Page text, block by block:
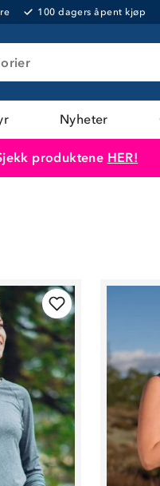
100 dagers åpent kjøp
Nyheter
produktene HER!